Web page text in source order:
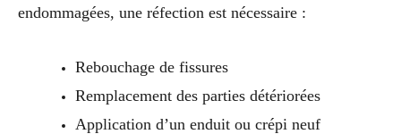
endommagées, une réfection est nécessaire :
Rebouchage de fissures
Remplacement des parties détériorées
Application d’un enduit ou crépi neuf